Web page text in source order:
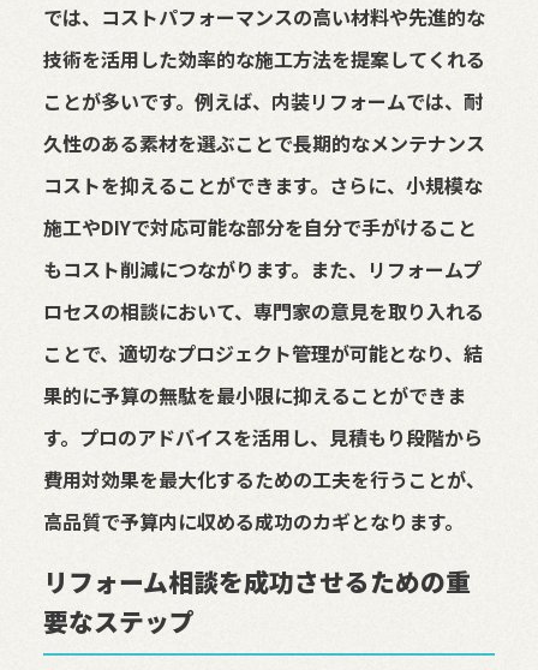
では、コストパフォーマンスの高い材料や先進的な
技術を活用した効率的な施工方法を提案してくれる
ことが多いです。例えば、内装リフォームでは、耐
久性のある素材を選ぶことで長期的なメンテナンス
コストを抑えることができます。さらに、小規模な
施工やDIYで対応可能な部分を自分で手がけること
もコスト削減につながります。また、リフォームプ
ロセスの相談において、専門家の意見を取り入れる
ことで、適切なプロジェクト管理が可能となり、結
果的に予算の無駄を最小限に抑えることができま
す。プロのアドバイスを活用し、見積もり段階から
費用対効果を最大化するための工夫を行うことが、
高品質で予算内に収める成功のカギとなります。
リフォーム相談を成功させるための重
要なステップ